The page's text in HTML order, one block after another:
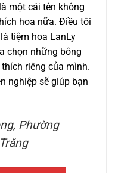
một cái tên không
hoa nữa. Điều tôi
tiệm hoa LanLy
chọn những bông
riêng của mình.
nghiệp sẽ giúp bạn
Phường